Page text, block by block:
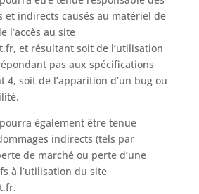
et indirects causés au matériel de
l’accès au site
et résultant soit de l’utilisation
pas aux spécifications
4, soit de l’apparition d’un bug ou
également être tenue
indirects (tels par
de marché ou perte d’une
à l’utilisation du site